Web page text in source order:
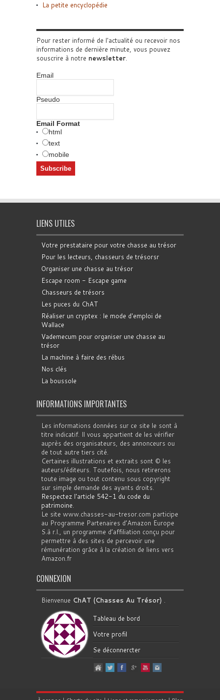
La petite encyclopédie
Pour rester informé de l'actualité ou recevoir nos
informations de dernière minute, vous pouvez
souscrire à notre newsletter.
Email
Pseudo
Email Format
html
text
mobile
LIENS UTILES
Votre prestataire pour votre chasse au trésor
Pour les lecteurs, chasseurs de trésorsr
Organiser une chasse au trésor
Escape room - Escape game
Chasseurs de trésors
Les puces du ChAT
Réaliser un cryptex : le mode d'emploi de
Wallace
Vademecum pour organiser une chasse au
trésor
La machine à faire des rébus
Nos clés
La boussole
INFORMATIONS IMPORTANTES
Les informations données sur ce site le sont à
titre indicatif. Il vous appartient de les vérifier
auprès des organisateurs, des annonceurs ou
de tout autre tiers cité.
Certaines illustrations et extraits sont © les
auteurs/éditeurs. Toutefois, nous retirerons
toute image ou tout contenu sous copyright
sur simple demande des ayants droits.
Respectez l'article 542-1 du code du
patrimoine.
Le site www.chasses-au-tresor.com participe
au Programme Partenaires d’Amazon Europe
S.à r.l., un programme d’affiliation conçu pour
permettre à des sites de percevoir une
rémunération grâce à la création de liens vers
Amazon.fr
CONNEXION
Bienvenue ChAT (Chasses Au Trésor) .
Tableau de bord
Votre profil
Se déconnercter